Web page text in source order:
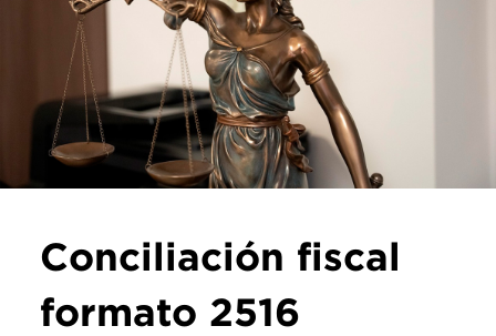
Conciliación fiscal
formato 2516